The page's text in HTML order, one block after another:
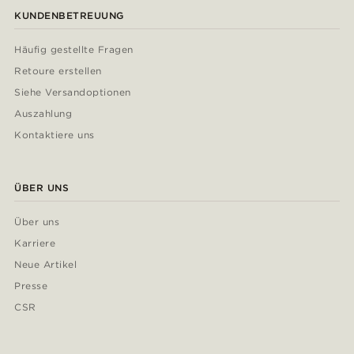
KUNDENBETREUUNG
Häufig gestellte Fragen
Retoure erstellen
Siehe Versandoptionen
Auszahlung
Kontaktiere uns
ÜBER UNS
Über uns
Karriere
Neue Artikel
Presse
CSR